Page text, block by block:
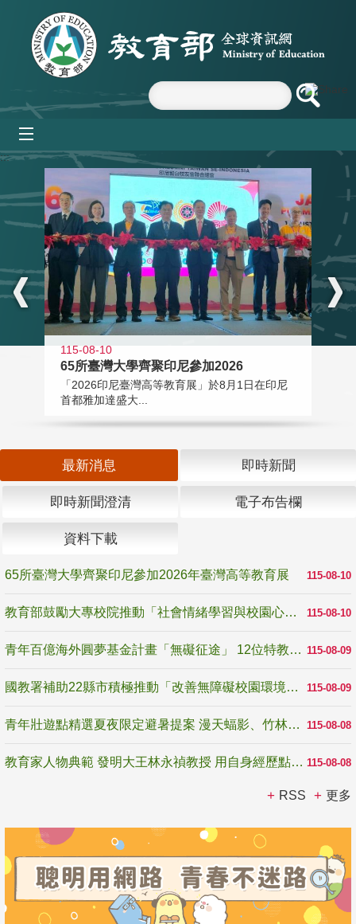
跳到主要內容區塊
:::
115-08-10
65所臺灣大學齊聚印尼參加2026
「2026印尼臺灣高等教育展」於8月1日在印尼
首都雅加達盛大...
最新消息 即時新聞
即時新聞澄清 電子布告欄
資料下載
115-08-10
65所臺灣大學齊聚印尼參加2026年臺灣高等教育展
115-08-10
教育部鼓勵大專校院推動「社會情緒學習與校園心理健康促進計畫」 培育校園「心」韌性
115-08-09
青年百億海外圓夢基金計畫「無礙征途」 12位特教與弱勢青年勇闖西班牙 跨越感官限制見證生命蛻變
115-08-09
國教署補助22縣市積極推動「改善無障礙校園環境計畫」 打造友善、安全、無礙學習空間
115-08-08
青年壯遊點精選夏夜限定避暑提案 漫天蝠影、竹林尋蛙、茶香夜觀 邀青年暮色出發
115-08-08
教育家人物典範 發明大王林永禎教授 用自身經歷點亮學生的路
RSS 更多